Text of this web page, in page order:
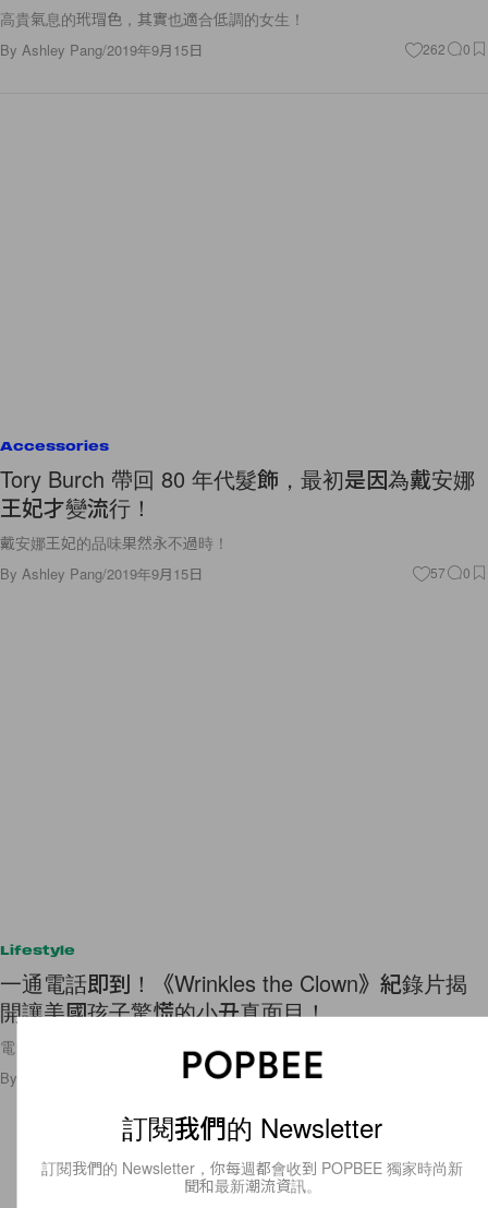
高貴氣息的玳瑁色，其實也適合低調的女生！
By Ashley Pang/2019年9月15日 262 0
Accessories
Tory Burch 帶回 80 年代髮飾，最初是因為戴安娜
王妃才變流行！
戴安娜王妃的品味果然永不過時！
By Ashley Pang/2019年9月15日 57 0
Lifestyle
一通電話即到！《Wrinkles the Clown》紀錄片揭
開讓美國孩子驚慌的小丑真面目！
電影的還不夠驚嚇？真實的又如何！
By 2019年9月14日
訂閱我們的 Newsletter
訂閱我們的 Newsletter，你每週都會收到 POPBEE 獨家時尚新
聞和最新潮流資訊。